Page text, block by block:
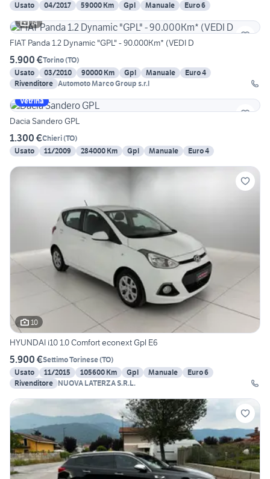
Usato
04/2017 59000 Km Gpl Manuale
Euro 6
14
FIAT Panda 1.2 Dynamic "GPL" - 90.000Km* (VEDI D
5.900 €Torino(TO)
Usato
03/2010 90000 Km Gpl Manuale
Euro 4
Rivenditore Automoto Marco Group s.r.l
Vetrina
Dacia Sandero GPL
1.300 €Chieri(TO)
Usato
11/2009 284000 Km Gpl Manuale Euro 4
10
HYUNDAI i10 1.0 Comfort econext Gpl E6
5.900 €Settimo Torinese(TO)
Usato
11/2015 105600 Km Gpl Manuale
Euro 6
Rivenditore NUOVA LATERZA S.R.L.